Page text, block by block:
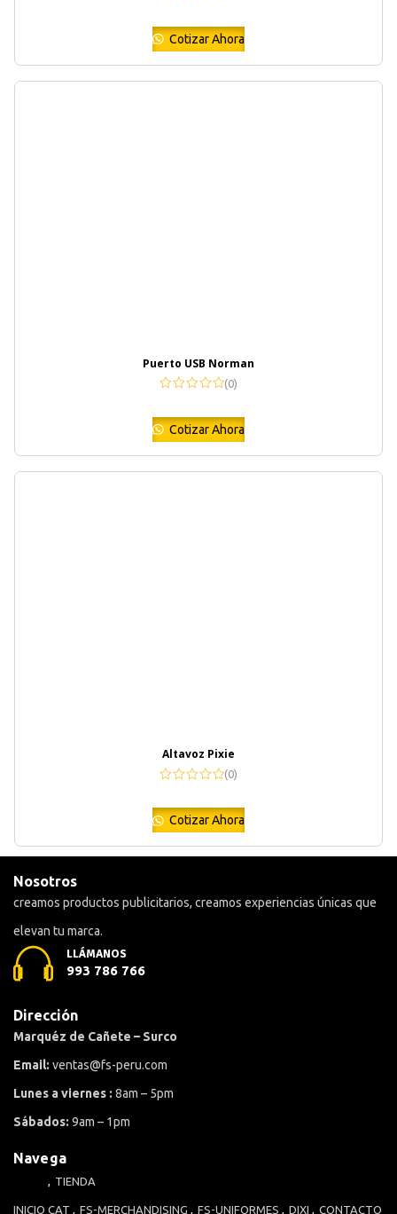
Cotizar Ahora
Puerto USB Norman
(0)
Cotizar Ahora
Altavoz Pixie
(0)
Cotizar Ahora
Nosotros
creamos productos publicitarios, creamos experiencias únicas que
elevan tu marca.
LLÁMANOS
993 786 766
Dirección
Marquéz de Cañete – Surco
Email: ventas@fs-peru.com
Lunes a viernes : 8am – 5pm
Sábados: 9am – 1pm
Navega
INICIO
TIENDA
CAT FS-MERCHANDISING FS-UNIFORMES DIXI CONTACTO